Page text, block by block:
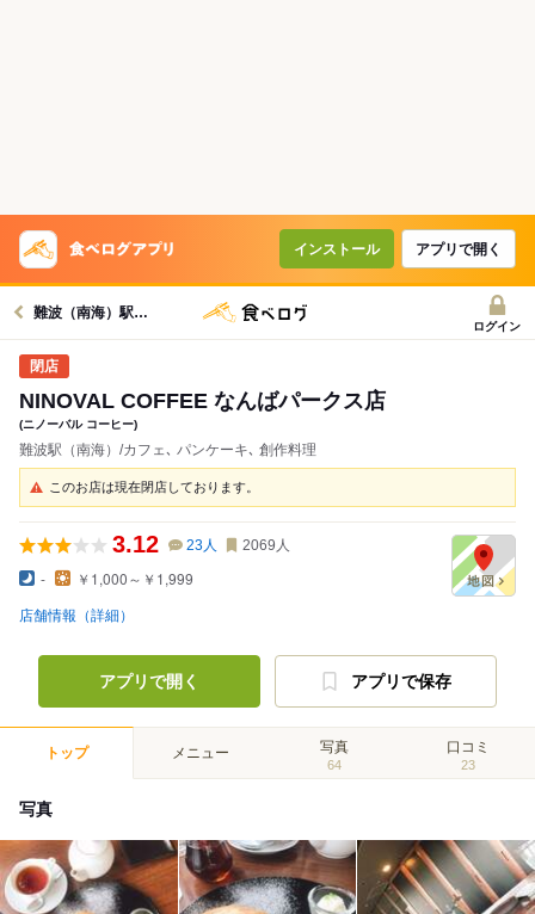
インストール アプリで開く
難波（南海）駅グルメへ
ログイン
NINOVAL COFFEE なんばパークス店
(ニノーバル コーヒー)
難波駅（南海）/カフェ､ パンケーキ､ 創作料理
このお店は現在閉店しております。
3.12 23人 2069 人
- ￥1,000～￥1,999
店舗情報（詳細）
アプリで開く アプリで保存
トップ メニュー 写真
64
口コミ
23
写真